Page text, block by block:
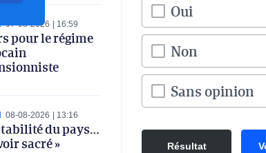
07-08-2026 16:59
pour le régime
08-08-2026 13:16
du pays…
sacré »
Oui
Non
Sans opinion
Résultat